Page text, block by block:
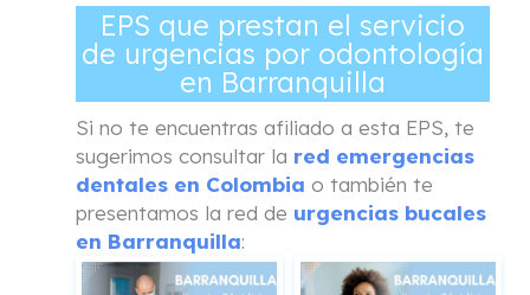
EPS que prestan el servicio
de urgencias por odontología
en Barranquilla
Si no te encuentras afiliado a esta EPS, te
sugerimos consultar la red emergencias
dentales en Colombia o también te
presentamos la red de urgencias bucales
en Barranquilla: